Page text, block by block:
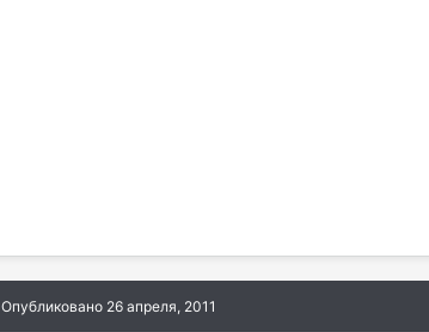
Опубликовано 26 апреля, 2011